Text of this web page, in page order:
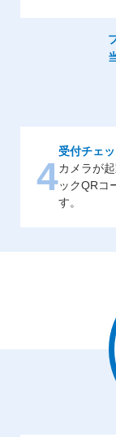
4
受付チェ
カメラが
ックQRコ
す。